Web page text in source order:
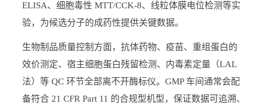
ELISA、细胞毒性 MTT/CCK-8、线粒体膜电位检测等实
验，为候选分子的成药性提供关键数据。
生物制品质量控制方面，抗体药物、疫苗、重组蛋白的
效价测定、宿主细胞蛋白残留检测、内毒素定量（LAL
法）等 QC 环节全部离不开酶标仪。GMP 车间通常会配
备符合 21 CFR Part 11 的合规型机型，保证数据可追溯、